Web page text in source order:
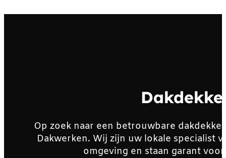
Op zoek naar een betrouwbare
Dakwerken. Wij zijn uw lokale specialist
omgeving en staan garant